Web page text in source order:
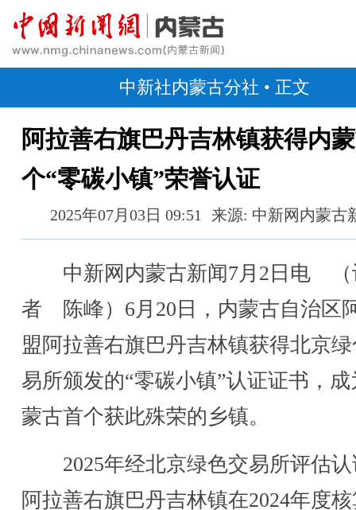
中新社内蒙古分社 • 正文
阿拉善右旗巴丹吉林镇获得内
个“零碳小镇”荣誉认证
2025年07月03日 09:51 来源: 中新网内蒙古
中新网内蒙古新闻7月2日电 （
者 陈峰）6月20日，内蒙古自治区
盟阿拉善右旗巴丹吉林镇获得北京
易所颁发的“零碳小镇”认证证书，成
蒙古首个获此殊荣的乡镇。
2025年经北京绿色交易所评估认
阿拉善右旗巴丹吉林镇在2024年度